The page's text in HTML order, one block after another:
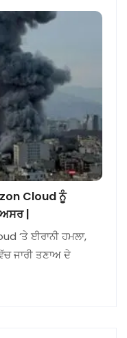
Cloud ਨੂੰ
|
‘ਤੇ ਈਰਾਨੀ ਹਮਲਾ,
ਜਾਰੀ ਤਣਾਅ ਦੇ